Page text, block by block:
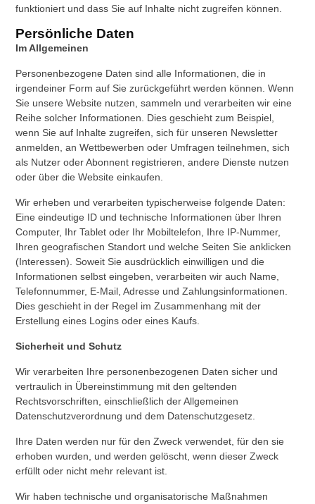
funktioniert und dass Sie auf Inhalte nicht zugreifen können.
Persönliche Daten
Im Allgemeinen
Personenbezogene Daten sind alle Informationen, die in
irgendeiner Form auf Sie zurückgeführt werden können. Wenn
Sie unsere Website nutzen, sammeln und verarbeiten wir eine
Reihe solcher Informationen. Dies geschieht zum Beispiel,
wenn Sie auf Inhalte zugreifen, sich für unseren Newsletter
anmelden, an Wettbewerben oder Umfragen teilnehmen, sich
als Nutzer oder Abonnent registrieren, andere Dienste nutzen
oder über die Website einkaufen.
Wir erheben und verarbeiten typischerweise folgende Daten:
Eine eindeutige ID und technische Informationen über Ihren
Computer, Ihr Tablet oder Ihr Mobiltelefon, Ihre IP-Nummer,
Ihren geografischen Standort und welche Seiten Sie anklicken
(Interessen). Soweit Sie ausdrücklich einwilligen und die
Informationen selbst eingeben, verarbeiten wir auch Name,
Telefonnummer, E-Mail, Adresse und Zahlungsinformationen.
Dies geschieht in der Regel im Zusammenhang mit der
Erstellung eines Logins oder eines Kaufs.
Sicherheit und Schutz
Wir verarbeiten Ihre personenbezogenen Daten sicher und
vertraulich in Übereinstimmung mit den geltenden
Rechtsvorschriften, einschließlich der Allgemeinen
Datenschutzverordnung und dem Datenschutzgesetz.
Ihre Daten werden nur für den Zweck verwendet, für den sie
erhoben wurden, und werden gelöscht, wenn dieser Zweck
erfüllt oder nicht mehr relevant ist.
Wir haben technische und organisatorische Maßnahmen